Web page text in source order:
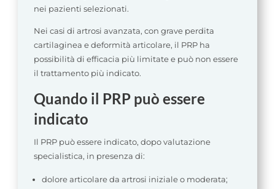
nei pazienti selezionati.
Nei casi di artrosi avanzata, con grave perdita
cartilaginea e deformità articolare, il PRP ha
possibilità di efficacia più limitate e può non essere
il trattamento più indicato.
Quando il PRP può essere
indicato
Il PRP può essere indicato, dopo valutazione
specialistica, in presenza di:
dolore articolare da artrosi iniziale o moderata;